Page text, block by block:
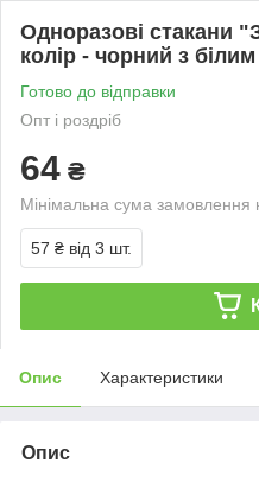
Одноразові стакани
колір - чорний з білим
Готово до відправки
Опт і роздріб
64 ₴
Мінімальна сума замовлення
57 ₴ від 3 шт.
Опис Характеристики
Опис